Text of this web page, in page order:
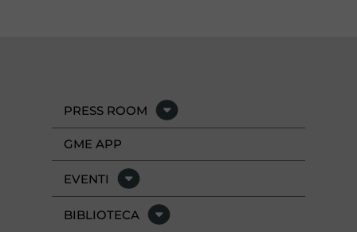
PRESS ROOM
GME APP
EVENTI
BIBLIOTECA